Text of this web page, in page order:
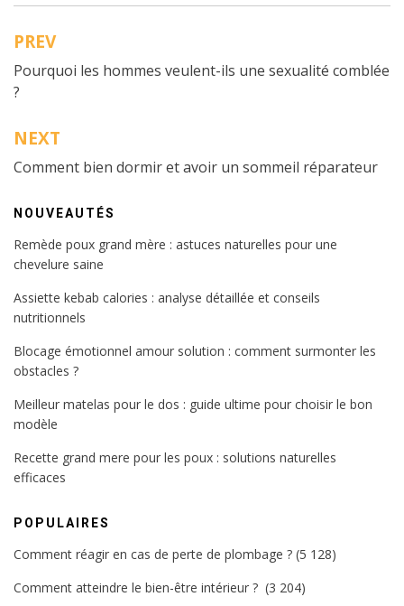
Navigation
de
l’article
PREV
Pourquoi les hommes veulent-ils une sexualité comblée
?
NEXT
Comment bien dormir et avoir un sommeil réparateur
NOUVEAUTÉS
Remède poux grand mère : astuces naturelles pour une
chevelure saine
Assiette kebab calories : analyse détaillée et conseils
nutritionnels
Blocage émotionnel amour solution : comment surmonter les
obstacles ?
Meilleur matelas pour le dos : guide ultime pour choisir le bon
modèle
Recette grand mere pour les poux : solutions naturelles
efficaces
POPULAIRES
Comment réagir en cas de perte de plombage ? (5 128)
Comment atteindre le bien-être intérieur ? (3 204)